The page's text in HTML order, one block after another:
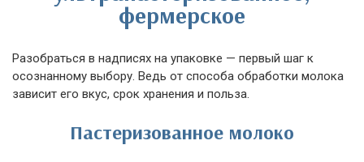
фермерское
Разобраться в надписях на упаковке — первый шаг к
осознанному выбору. Ведь от способа обработки молока
зависит его вкус, срок хранения и польза.
Пастеризованное молоко